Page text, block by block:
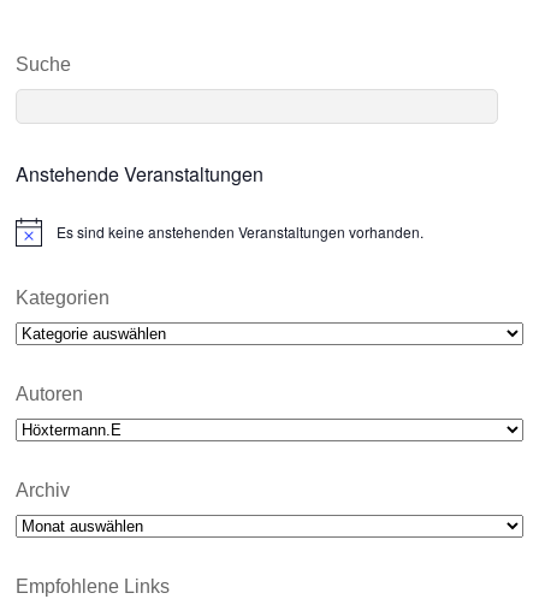
Suche
Anstehende Veranstaltungen
N
i
e
Es sind keine anstehenden Veranstaltungen vorhanden.
Kategorien
Kategorien
Autoren
Archiv
Archiv
Empfohlene Links